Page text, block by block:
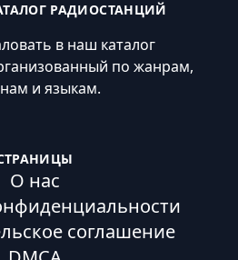
РАДИОСТАНЦИЙ
в наш каталог
по жанрам,
и языкам.
О нас
соглашение